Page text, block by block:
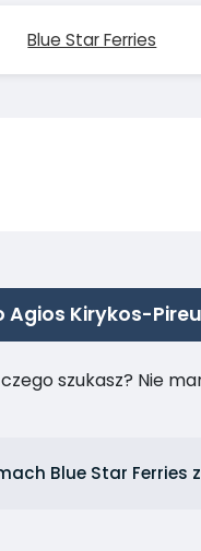
Blue Star Ferries
Kirykos-
szukasz? Nie
Blue Star Ferries